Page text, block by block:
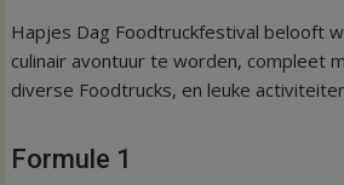
Hapjes Dag Foodtruckfestival belooft
culinair avontuur te worden, compleet
diverse Foodtrucks, en leuke
Formule 1